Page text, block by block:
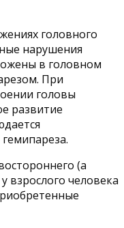
головного
нарушения
в головном
При
головы
развитие
(а
взрослого человека